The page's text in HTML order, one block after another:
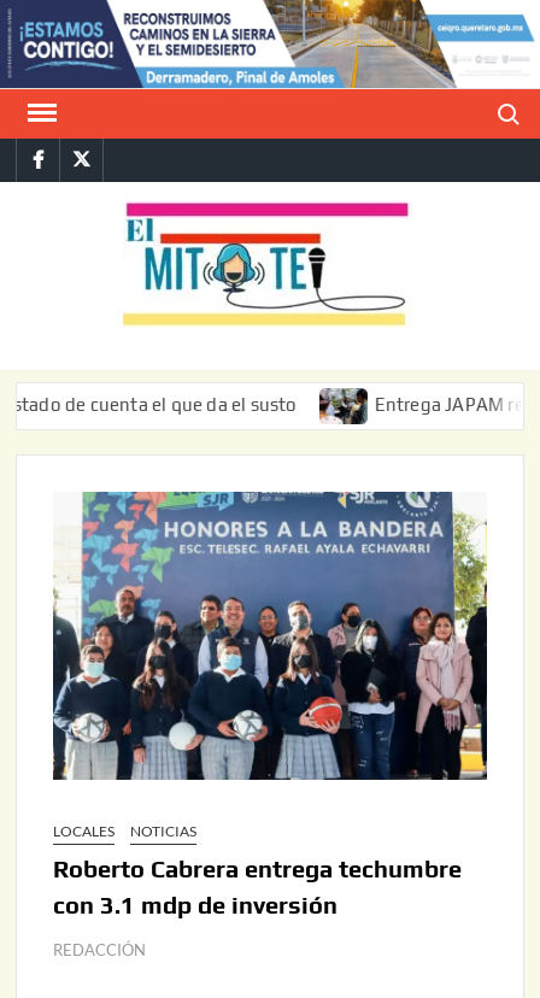
Saltar
al
contenido
FacebookTwitter
cuenta el que da el susto Entrega JAPAM
LOCALES NOTICIAS
Roberto Cabrera entrega techumbre
con 3.1 mdp de inversión
REDACCIÓN